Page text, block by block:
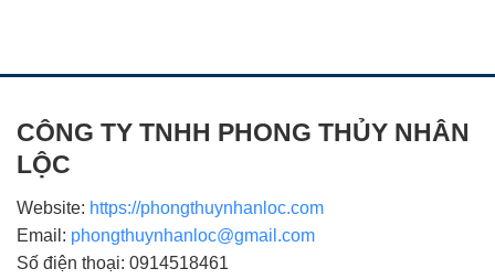
CÔNG TY TNHH PHONG THỦY NHÂN
LỘC
Website: https://phongthuynhanloc.com
Email: phongthuynhanloc@gmail.com
Số điện thoại: 0914518461